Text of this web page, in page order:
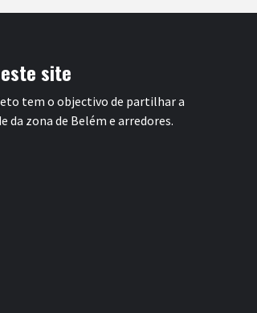
site
tem o objectivo de partilhar a
da zona de Belém e arredores.